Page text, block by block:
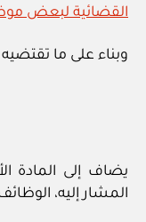
القضائية لبعض
وبناء على ما
يضاف إلى المادة
المشار إليه، الوظائف